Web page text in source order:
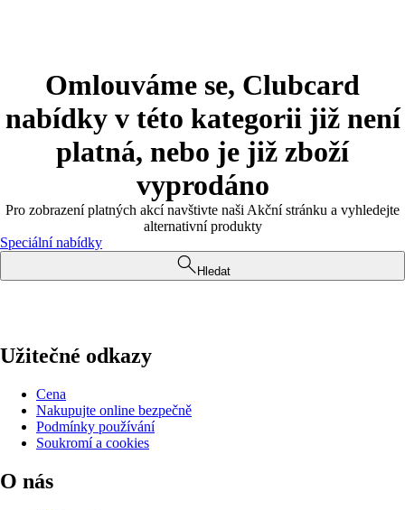
Omlouváme se, Clubcard
nabídky v této kategorii již není
platná, nebo je již zboží
vyprodáno
Pro zobrazení platných akcí navštivte naši Akční stránku a vyhledejte
alternativní produkty
Speciální nabídky
Hledat
Užitečné odkazy
Cena
Nakupujte online bezpečně
Podmínky používání
Soukromí a cookies
O nás